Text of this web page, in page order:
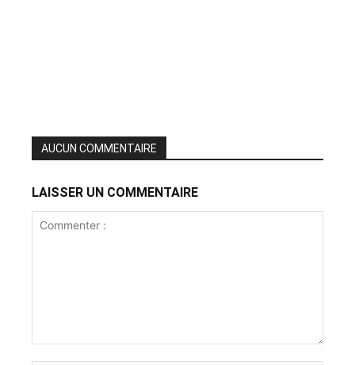
AUCUN COMMENTAIRE
LAISSER UN COMMENTAIRE